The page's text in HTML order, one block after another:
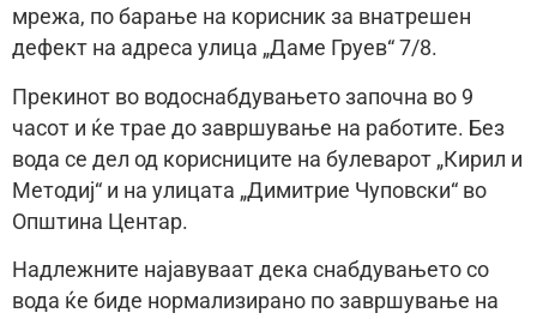
мрежа, по барање на корисник за внатрешен
дефект на адреса улица „Даме Груев“ 7/8.
Прекинот во водоснабдувањето започна во 9
часот и ќе трае до завршување на работите. Без
вода се дел од корисниците на булеварот „Кирил и
Методиј“ и на улицата „Димитрие Чуповски“ во
Општина Центар.
Надлежните најавуваат дека снабдувањето со
вода ќе биде нормализирано по завршување на